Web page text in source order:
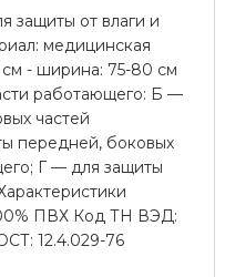
защиты от влаги и
медицинская
см - ширина: 75-80 см
работающего: Б —
частей
передней, боковых
Г — для защиты
ПВХ Код ТН ВЭД:
12.4.029-76